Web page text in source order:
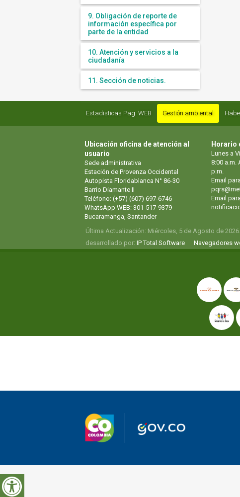
9. Obligación de reporte de
información específica por
parte de la entidad
10. Atención y servicios a la
ciudadanía
11. Sección de noticias.
Estadisticas Pag. WEB Gestión ambiental
Ubicación oficina de atención al
usuario
Sede administrativa
Estación de Provenza Occidental
Autopista Floridablanca N° 86-30
Barrio Diamante II
Teléfono: (+57) (607) 697-6746
WhatsApp WEB: 301-517-9379
Bucaramanga, Santander
Horario
Lunes a
8:00 a.m.
p.m.
Email
Email
Última Actualización: Miércoles, 5 de Agosto de
desarrollado por: IP Total Software Navegadores